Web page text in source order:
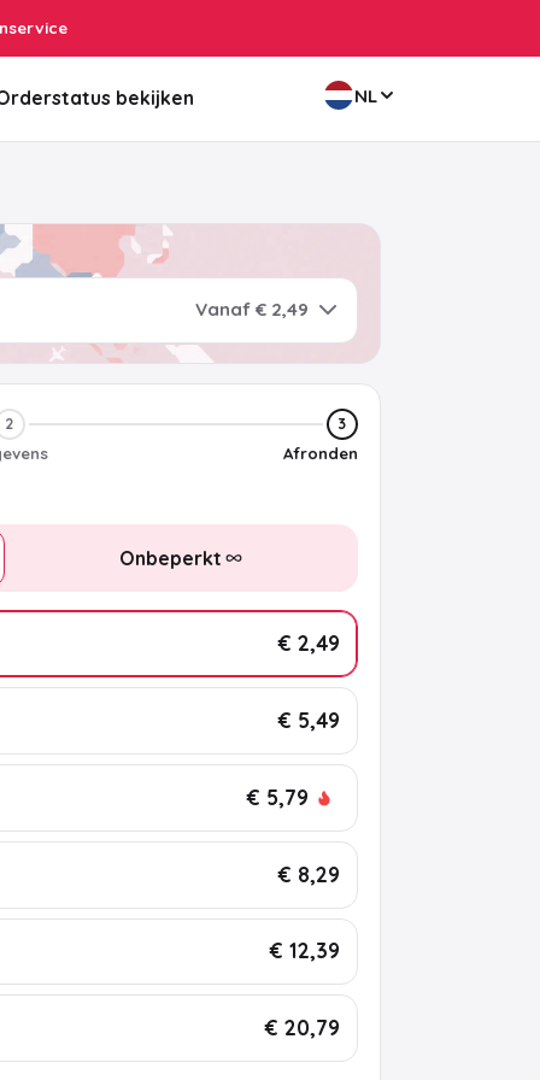
bekijken NL
Vanaf € 2,49
2 3
Afronden
Onbeperkt
€ 2,49
€ 5,49
€ 5,79
€ 8,29
€ 12,39
€ 20,79